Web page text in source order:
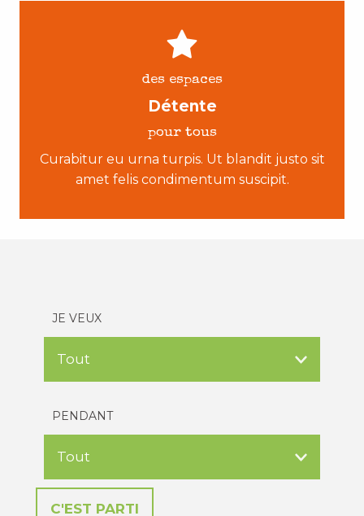
des espaces
Détente
pour tous
Curabitur eu urna turpis. Ut blandit justo sit
amet felis condimentum suscipit.
JE VEUX
PENDANT